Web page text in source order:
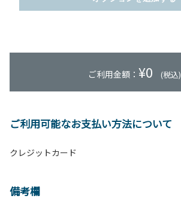
ご利用金額： ¥0 (税込)
ご利用可能なお支払い方法について
クレジットカード
備考欄